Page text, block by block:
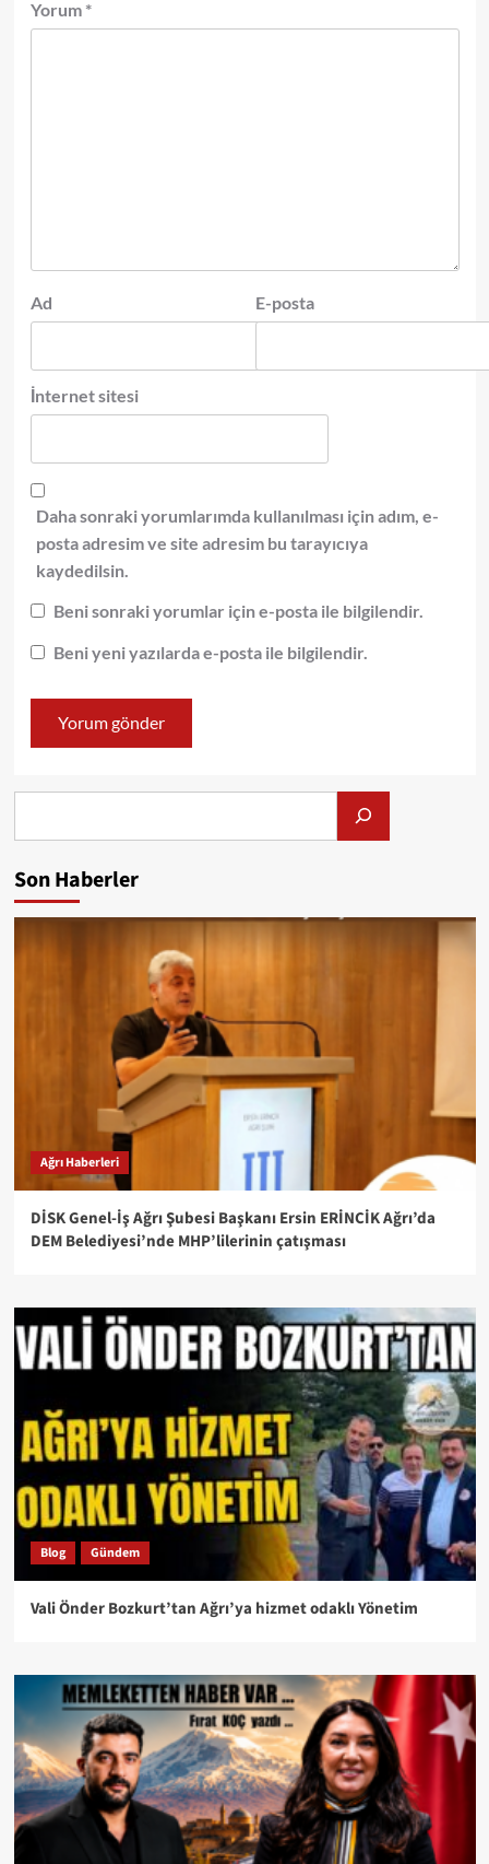
Yorum *
Ad E-posta
İnternet sitesi
Daha sonraki yorumlarımda kullanılması için adım, e-
posta adresim ve site adresim bu tarayıcıya
kaydedilsin.
Beni sonraki yorumlar için e-posta ile bilgilendir.
Beni yeni yazılarda e-posta ile bilgilendir.
Son Haberler
Ağrı Haberleri
DİSK Genel-İş Ağrı Şubesi Başkanı Ersin ERİNCİK Ağrı’da
DEM Belediyesi’nde MHP’lilerinin çatışması
Blog Gündem
Vali Önder Bozkurt’tan Ağrı’ya hizmet odaklı Yönetim